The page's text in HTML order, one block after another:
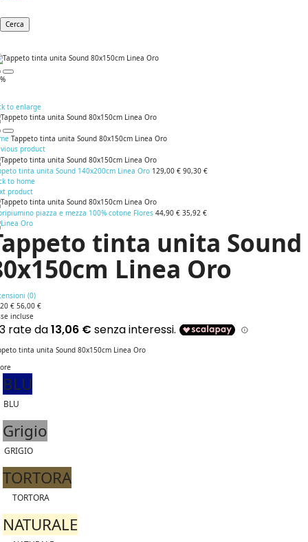
Cerca
to enlarge
Tappeto tinta unita Sound 80x150cm Linea Oro
product
tinta unita Sound 140x200cm Linea Oro 129,00 € 90,30 €
to home
product
piazza e mezza 100% cotone Flores 44,90 € 35,92 €
tinta unita Sound
Linea Oro
(0)
€ 56,00 €
incluse
tinta unita Sound 80x150cm Linea Oro
BLU
BLU
Grigio
GRIGIO
TORTORA
TORTORA
NATURALE